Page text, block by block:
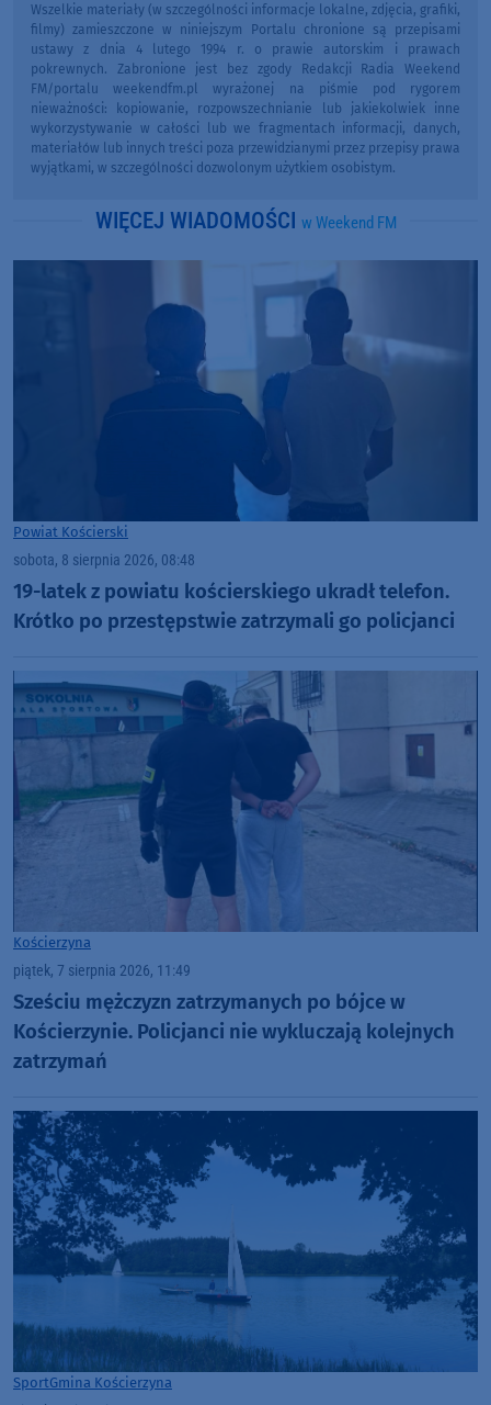
Wszelkie materiały (w szczególności informacje lokalne, zdjęcia, grafiki,
filmy) zamieszczone w niniejszym Portalu chronione są przepisami
ustawy z dnia 4 lutego 1994 r. o prawie autorskim i prawach
pokrewnych. Zabronione jest bez zgody Redakcji Radia Weekend
FM/portalu weekendfm.pl wyrażonej na piśmie pod rygorem
nieważności: kopiowanie, rozpowszechnianie lub jakiekolwiek inne
wykorzystywanie w całości lub we fragmentach informacji, danych,
materiałów lub innych treści poza przewidzianymi przez przepisy prawa
wyjątkami, w szczególności dozwolonym użytkiem osobistym.
WIĘCEJ WIADOMOŚCI w Weekend FM
Powiat Kościerski
sobota, 8 sierpnia 2026, 08:48
19-latek z powiatu kościerskiego ukradł telefon.
Krótko po przestępstwie zatrzymali go policjanci
Kościerzyna
piątek, 7 sierpnia 2026, 11:49
Sześciu mężczyzn zatrzymanych po bójce w
Kościerzynie. Policjanci nie wykluczają kolejnych
zatrzymań
SportGmina Kościerzyna